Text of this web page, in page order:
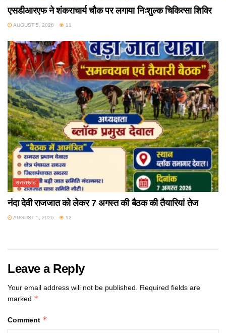
एसडीआरएफ ने शंकराचार्य चौक पर लगाया निःशुल्क चिकित्सा शिविर
AUGUST 5, 2026 11
उत्तराखंड
नंदा देवी राजजात को लेकर 7 अगस्त की बैठक की तैयारियां तेज
AUGUST 5, 2026 12
Leave a Reply
Your email address will not be published. Required fields are
marked *
Comment *